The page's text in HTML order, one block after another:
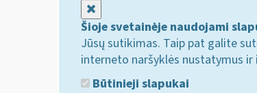
Šioje svetainėje naudojami
Jūsų sutikimas. Taip pat galite
interneto naršyklės nustatymus
Būtinieji slapukai